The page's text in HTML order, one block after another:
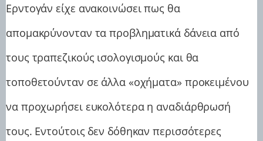
Ερντογάν είχε ανακοινώσει πως θα
απομακρύνονταν τα προβληματικά δάνεια από
τους τραπεζικούς ισολογισμούς και θα
τοποθετούνταν σε άλλα «οχήματα» προκειμένου
να προχωρήσει ευκολότερα η αναδιάρθρωσή
τους. Εντούτοις δεν δόθηκαν περισσότερες